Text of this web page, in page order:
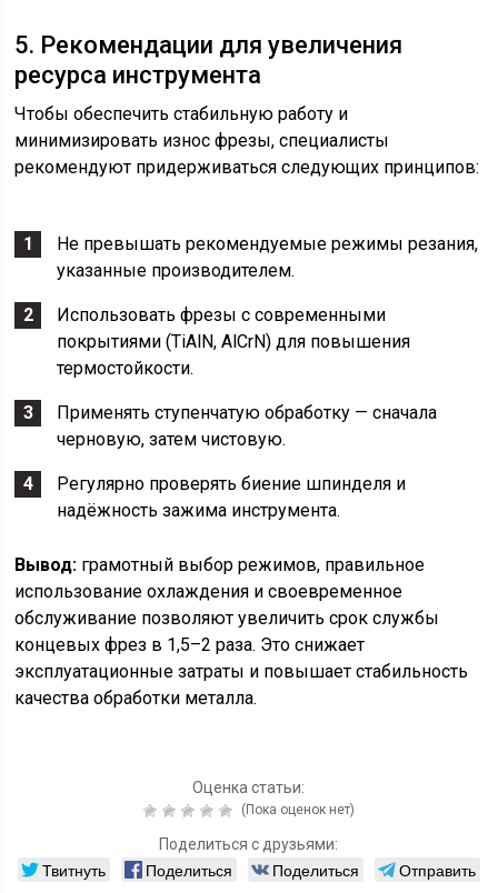
5. Рекомендации для увеличения
ресурса инструмента
Чтобы обеспечить стабильную работу и
минимизировать износ фрезы, специалисты
рекомендуют придерживаться следующих принципов:
Не превышать рекомендуемые режимы резания,
указанные производителем.
Использовать фрезы с современными
покрытиями (TiAlN, AlCrN) для повышения
термостойкости.
Применять ступенчатую обработку — сначала
черновую, затем чистовую.
Регулярно проверять биение шпинделя и
надёжность зажима инструмента.
Вывод: грамотный выбор режимов, правильное
использование охлаждения и своевременное
обслуживание позволяют увеличить срок службы
концевых фрез в 1,5–2 раза. Это снижает
эксплуатационные затраты и повышает стабильность
качества обработки металла.
Оценка статьи:
(Пока оценок нет)
Поделиться с друзьями:
Твитнуть Поделиться Поделиться
Отправить